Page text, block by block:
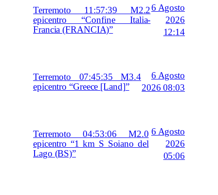
Terremoto 11:57:39 M2.2
epicentro “Confine Italia-
Francia (FRANCIA)”
6 Agosto
2026
12:14
Terremoto 07:45:35 M3.4
epicentro “Greece [Land]”
6 Agosto
2026 08:03
Terremoto 04:53:06 M2.0
epicentro “1 km S Soiano del
Lago (BS)”
6 Agosto
2026
05:06